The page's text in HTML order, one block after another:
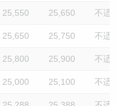
25,550 25,650 不适
25,650 25,750 不适
25,800 25,900 不适
25,000 25,100 不适